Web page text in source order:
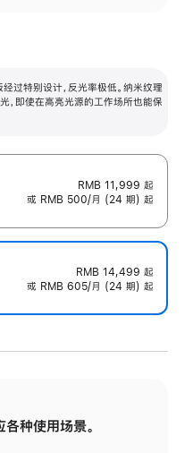
过特别设计，反光率极低。纳米纹理
，即使在高亮光源的工作场所也能保
RMB 11,999 起
或 RMB 500/月 (24 期) 起
RMB 14,499 起
或 RMB 605/月 (24 期) 起
各种使用场景。